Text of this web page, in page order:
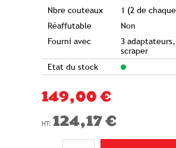
Nbre couteaux
1 (2 de
Réaffutable
Non
Fourni avec
3
scraper
Etat du stock
149,00 €
124,17 €